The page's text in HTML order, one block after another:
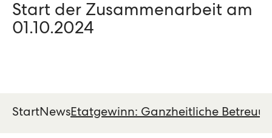
Start der Zusammen­arbeit am
01.10.2024
StartNewsEtatgewinn: Ganz­heit­liche